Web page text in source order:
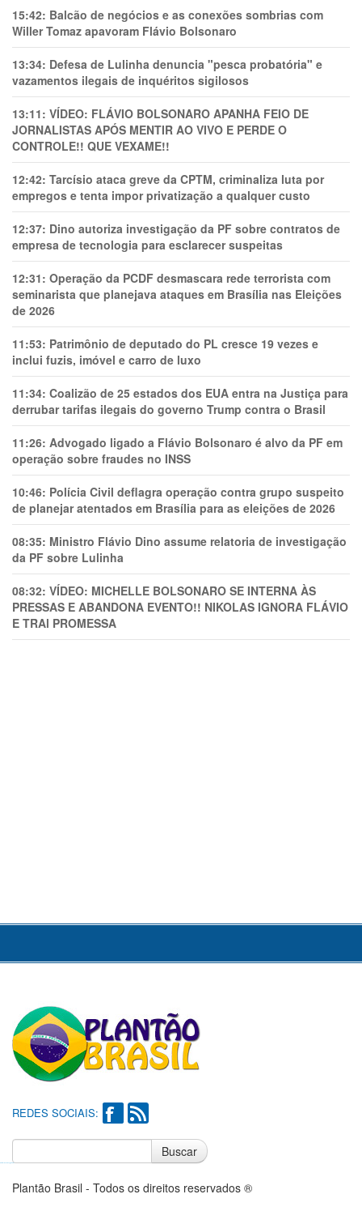
15:42: Balcão de negócios e as conexões sombrias com
Willer Tomaz apavoram Flávio Bolsonaro
13:34: Defesa de Lulinha denuncia "pesca probatória" e
vazamentos ilegais de inquéritos sigilosos
13:11: VÍDEO: FLÁVIO BOLSONARO APANHA FEIO DE
JORNALISTAS APÓS MENTIR AO VIVO E PERDE O
CONTROLE!! QUE VEXAME!!
12:42: Tarcísio ataca greve da CPTM, criminaliza luta por
empregos e tenta impor privatização a qualquer custo
12:37: Dino autoriza investigação da PF sobre contratos de
empresa de tecnologia para esclarecer suspeitas
12:31: Operação da PCDF desmascara rede terrorista com
seminarista que planejava ataques em Brasília nas Eleições
de 2026
11:53: Patrimônio de deputado do PL cresce 19 vezes e
inclui fuzis, imóvel e carro de luxo
11:34: Coalizão de 25 estados dos EUA entra na Justiça para
derrubar tarifas ilegais do governo Trump contra o Brasil
11:26: Advogado ligado a Flávio Bolsonaro é alvo da PF em
operação sobre fraudes no INSS
10:46: Polícia Civil deflagra operação contra grupo suspeito
de planejar atentados em Brasília para as eleições de 2026
08:35: Ministro Flávio Dino assume relatoria de investigação
da PF sobre Lulinha
08:32: VÍDEO: MICHELLE BOLSONARO SE INTERNA ÀS
PRESSAS E ABANDONA EVENTO!! NIKOLAS IGNORA FLÁVIO
E TRAl PROMESSA
REDES SOCIAIS:
Buscar
Plantão Brasil - Todos os direitos reservados ®